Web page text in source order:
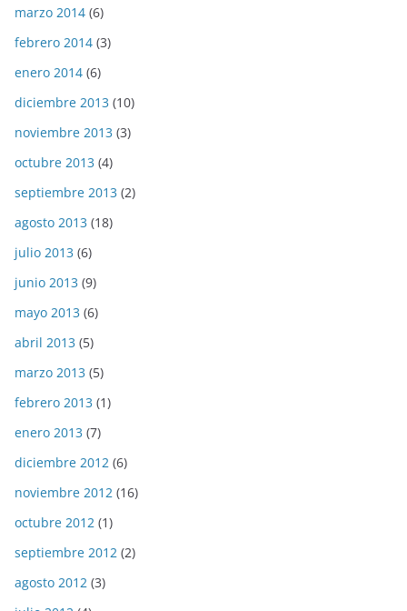
marzo 2014 (6)
febrero 2014 (3)
enero 2014 (6)
diciembre 2013 (10)
noviembre 2013 (3)
octubre 2013 (4)
septiembre 2013 (2)
agosto 2013 (18)
julio 2013 (6)
junio 2013 (9)
mayo 2013 (6)
abril 2013 (5)
marzo 2013 (5)
febrero 2013 (1)
enero 2013 (7)
diciembre 2012 (6)
noviembre 2012 (16)
octubre 2012 (1)
septiembre 2012 (2)
agosto 2012 (3)